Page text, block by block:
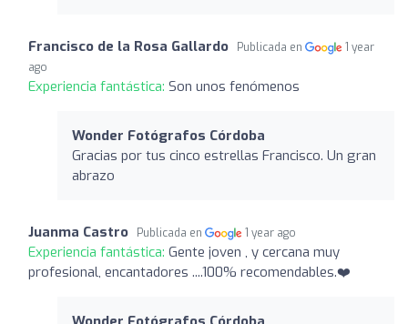
Francisco de la Rosa Gallardo Publicada en
1 year
ago
Experiencia fantástica: Son unos fenómenos
Wonder Fotógrafos Córdoba
Gracias por tus cinco estrellas Francisco. Un gran
abrazo
Juanma Castro Publicada en 1 year ago
Experiencia fantástica: Gente joven , y cercana muy
profesional, encantadores ....100% recomendables.❤️